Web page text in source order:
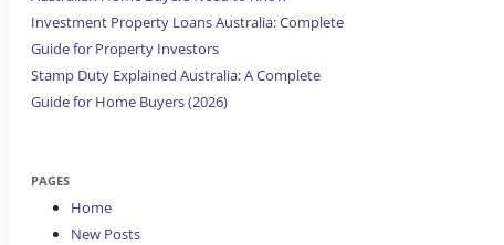
Investment Property Loans Australia: Complete
Guide for Property Investors
Stamp Duty Explained Australia: A Complete
Guide for Home Buyers (2026)
PAGES
Home
New Posts